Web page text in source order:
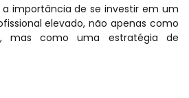
a importância de se investir em um
elevado, não apenas como
mas como uma estratégia de